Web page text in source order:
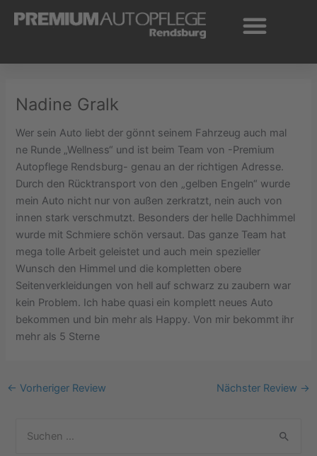
Inhalt
Nadine Gralk
Wer sein Auto liebt der gönnt seinem Fahrzeug auch mal
ne Runde „Wellness“ und ist beim Team von -Premium
Autopflege Rendsburg- genau an der richtigen Adresse.
Durch den Rücktransport von den „gelben Engeln“ wurde
mein Auto nicht nur von außen zerkratzt, nein auch von
innen stark verschmutzt. Besonders der helle Dachhimmel
wurde mit Schmiere schön versaut. Das ganze Team hat
mega tolle Arbeit geleistet und auch mein spezieller
Wunsch den Himmel und die kompletten obere
Seitenverkleidungen von hell auf schwarz zu zaubern war
kein Problem. Ich habe quasi ein komplett neues Auto
bekommen und bin mehr als Happy. Von mir bekommt ihr
mehr als 5 Sterne
← Vorheriger Review Nächster Review →